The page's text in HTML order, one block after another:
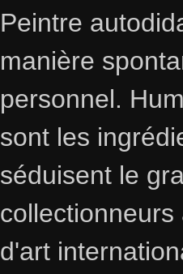
Peintre
manière
personnel.
sont les
séduisent le
collectionneurs
d'art